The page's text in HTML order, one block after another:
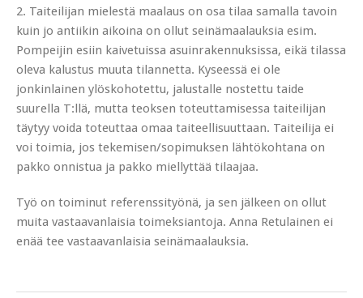
2. Taiteilijan mielestä maalaus on osa tilaa samalla tavoin
kuin jo antiikin aikoina on ollut seinämaalauksia esim.
Pompeijin esiin kaivetuissa asuinrakennuksissa, eikä tilassa
oleva kalustus muuta tilannetta. Kyseessä ei ole
jonkinlainen ylöskohotettu, jalustalle nostettu taide
suurella T:llä, mutta teoksen toteuttamisessa taiteilijan
täytyy voida toteuttaa omaa taiteellisuuttaan. Taiteilija ei
voi toimia, jos tekemisen/sopimuksen lähtökohtana on
pakko onnistua ja pakko miellyttää tilaajaa.
Työ on toiminut referenssityönä, ja sen jälkeen on ollut
muita vastaavanlaisia toimeksiantoja. Anna Retulainen ei
enää tee vastaavanlaisia seinämaalauksia.